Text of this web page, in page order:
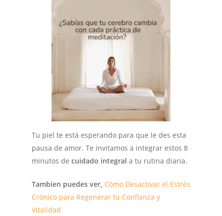
Tu piel te está esperando para que le des esta
pausa de amor. Te invitamos a integrar estos 8
minutos de cuidado integral a tu rutina diaria.
Tambien puedes ver, Cómo Desactivar el Estrés
Crónico para Regenerar tu Confianza y
Vitalidad